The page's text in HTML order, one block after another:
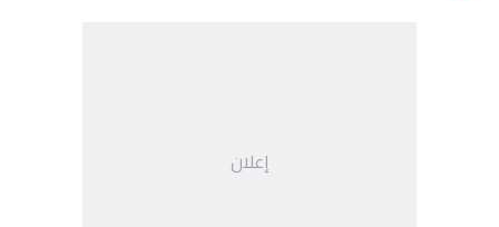
إعلان